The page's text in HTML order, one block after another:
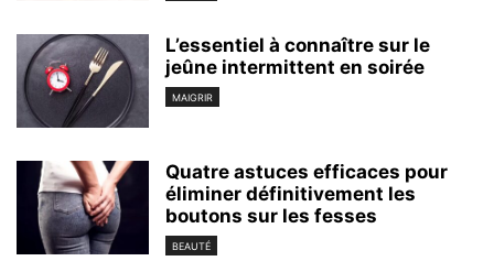
L’essentiel à connaître sur le
jeûne intermittent en soirée
MAIGRIR
Quatre astuces efficaces pour
éliminer définitivement les
boutons sur les fesses
BEAUTÉ